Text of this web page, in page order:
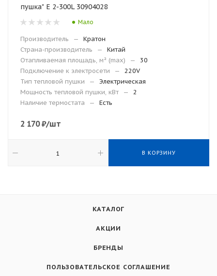
пушка" E 2-300L 30904028
Мало
Производитель —
Кратон
Страна-производитель
—
Китай
Отапливаемая площадь, м² (max)
—
30
Подключение к электросети
—
220V
Тип тепловой пушки
—
Электрическая
Мощность тепловой пушки, кВт
—
2
Наличие термостата
— Есть
2 170₽/шт
В КОРЗИНУ
КАТАЛОГ
АКЦИИ
БРЕНДЫ
ПОЛЬЗОВАТЕЛЬСКОЕ СОГЛАШЕНИЕ